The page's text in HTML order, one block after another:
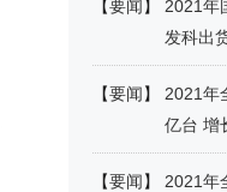
【要闻】
2021年
发科出
【要闻】
2021年
亿台 增
【要闻】
2021年